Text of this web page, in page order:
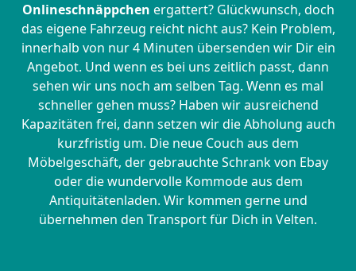
Onlineschnäppchen ergattert? Glückwunsch, doch
das eigene Fahrzeug reicht nicht aus? Kein Problem,
innerhalb von nur 4 Minuten übersenden wir Dir ein
Angebot. Und wenn es bei uns zeitlich passt, dann
sehen wir uns noch am selben Tag. Wenn es mal
schneller gehen muss? Haben wir ausreichend
Kapazitäten frei, dann setzen wir die Abholung auch
kurzfristig um. Die neue Couch aus dem
Möbelgeschäft, der gebrauchte Schrank von Ebay
oder die wundervolle Kommode aus dem
Antiquitätenladen. Wir kommen gerne und
übernehmen den Transport für Dich in Velten.